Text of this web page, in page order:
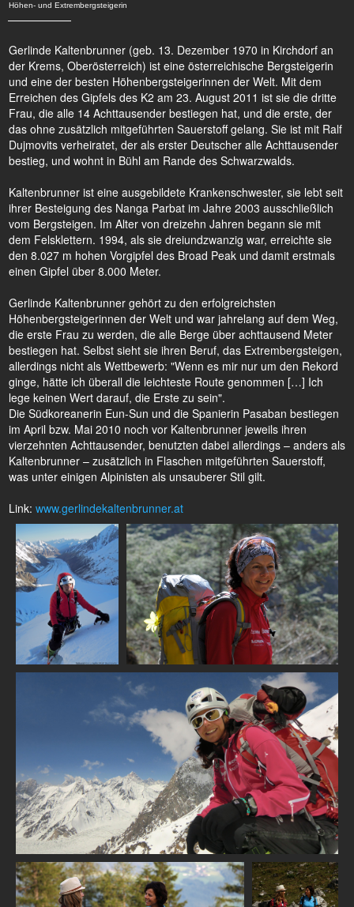
Höhen- und Extrembergsteigerin
Gerlinde Kaltenbrunner (geb. 13. Dezember 1970 in Kirchdorf an
der Krems, Oberösterreich) ist eine österreichische Bergsteigerin
und eine der besten Höhenbergsteigerinnen der Welt. Mit dem
Erreichen des Gipfels des K2 am 23. August 2011 ist sie die dritte
Frau, die alle 14 Achttausender bestiegen hat, und die erste, der
das ohne zusätzlich mitgeführten Sauerstoff gelang. Sie ist mit Ralf
Dujmovits verheiratet, der als erster Deutscher alle Achttausender
bestieg, und wohnt in Bühl am Rande des Schwarzwalds.
Kaltenbrunner ist eine ausgebildete Krankenschwester, sie lebt seit
ihrer Besteigung des Nanga Parbat im Jahre 2003 ausschließlich
vom Bergsteigen. Im Alter von dreizehn Jahren begann sie mit
dem Felsklettern. 1994, als sie dreiundzwanzig war, erreichte sie
den 8.027 m hohen Vorgipfel des Broad Peak und damit erstmals
einen Gipfel über 8.000 Meter.
Gerlinde Kaltenbrunner gehört zu den erfolgreichsten
Höhenbergsteigerinnen der Welt und war jahrelang auf dem Weg,
die erste Frau zu werden, die alle Berge über achttausend Meter
bestiegen hat. Selbst sieht sie ihren Beruf, das Extrembergsteigen,
allerdings nicht als Wettbewerb: "Wenn es mir nur um den Rekord
ginge, hätte ich überall die leichteste Route genommen […] Ich
lege keinen Wert darauf, die Erste zu sein".
Die Südkoreanerin Eun-Sun und die Spanierin Pasaban bestiegen
im April bzw. Mai 2010 noch vor Kaltenbrunner jeweils ihren
vierzehnten Achttausender, benutzten dabei allerdings – anders als
Kaltenbrunner – zusätzlich in Flaschen mitgeführten Sauerstoff,
was unter einigen Alpinisten als unsauberer Stil gilt.
Link: www.gerlindekaltenbrunner.at